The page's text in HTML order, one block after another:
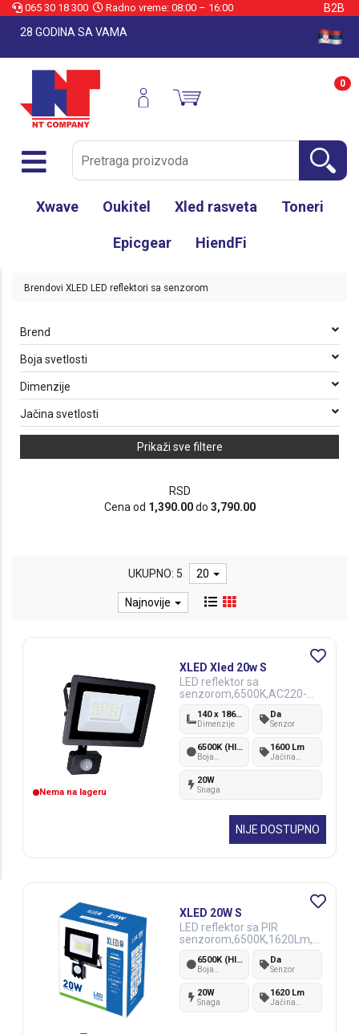
065 30 18 300 Radno vreme: 08:00 – 16:00
B2B
28 GODINA SA VAMA
Xwave Oukitel Xled rasveta Toneri
Epicgear HiendFi
0
Brendovi XLED LED reflektori sa senzorom
Brend
Boja svetlosti
Dimenzije
Jačina svetlosti
Prikaži sve filtere
RSD
Cena od 1,390.00do 3,790.00
UKUPNO: 5 20
Najnovije
Nema na lageru
XLED Xled 20w S
LED reflektor sa
senzorom,6500K,AC220-
140 x 186 x 126 mm
Dimenzije
Da
Senzor
6500K (Hladno bela)
Boja
1600 Lm
Jačina
20W
Snaga
NIJE DOSTUPNO
XLED 20W S
LED reflektor sa PIR
senzorom,6500K,1620Lm,A
6500K (Hladno bela)
Boja
Da
Senzor
20W
Snaga
1620 Lm
Jačina